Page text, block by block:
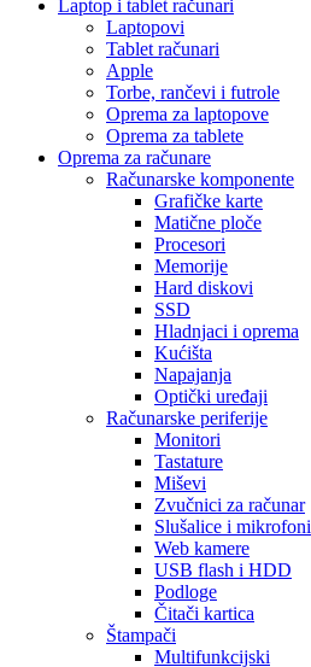
Laptop i tablet računari
Laptopovi
Tablet računari
Apple
Torbe, rančevi i futrole
Oprema za laptopove
Oprema za tablete
Oprema za računare
Računarske komponente
Grafičke karte
Matične ploče
Procesori
Memorije
Hard diskovi
SSD
Hladnjaci i oprema
Kućišta
Napajanja
Optički uređaji
Računarske periferije
Monitori
Tastature
Miševi
Zvučnici za računar
Slušalice i mikrofoni
Web kamere
USB flash i HDD
Podloge
Čitači kartica
Štampači
Multifunkcijski